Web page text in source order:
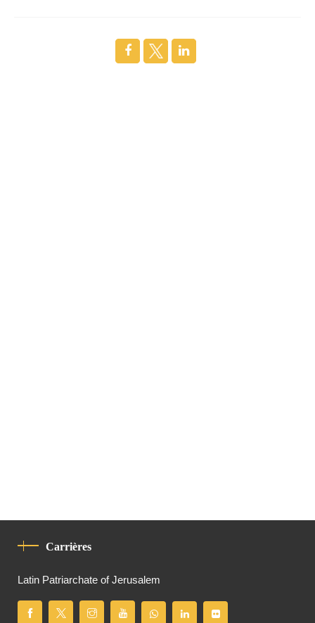
Carrières
Latin Patriarchate of Jerusalem